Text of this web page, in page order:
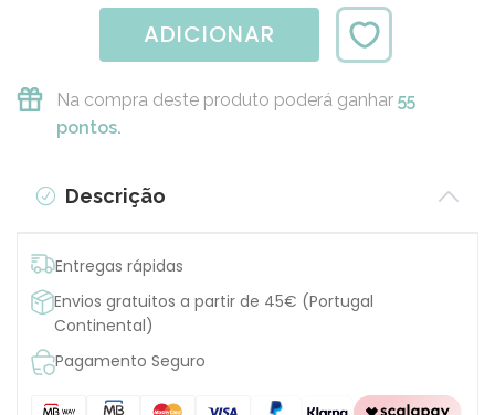
ADICIONAR
Na compra deste produto poderá ganhar 55
pontos.
Descrição
Entregas rápidas
Envios gratuitos a partir de 45€ (Portugal
Continental)
Pagamento Seguro